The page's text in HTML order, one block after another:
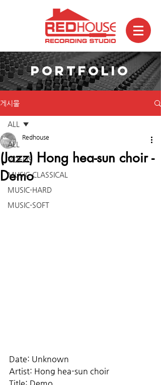
게시물
ALL
VIDEOS
MUSIC-CLASSICAL
MUSIC-HARD
MUSIC-SOFT
ALL
(Jazz) Hong hea-sun choir -
Demo
Redhouse
Date: Unknown
Artist: Hong hea-sun choir
PORTFOLIO